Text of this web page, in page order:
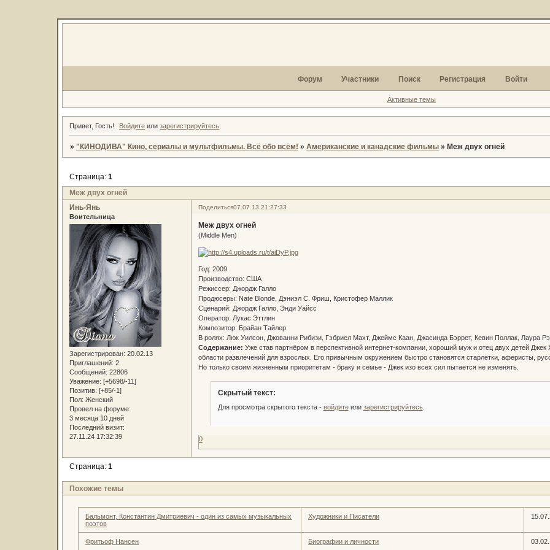
Форум Участники Поиск Регистрация Войти
Активные темы
Привет, Гость! Войдите илизарегистрируйтесь
» "КИНОДИВА" Кино, сериалы и мультфильмы. Всё обо всём! » Американские и канадские фильмы » Меж двух огней
Меж двух огней
Страница: 1
Поделиться07.07.13 21:27:33
Инь-Янь
Воительница
Зарегистрирован: 20.02.13
Приглашений: 2
Сообщений: 22806
Уважение: [+5698/-11]
Позитив: [+85/-1]
Пол: Женский
Провел на форуме:
3 месяца 10 дней
Последний визит:
27.11.24 17:32:39
Меж двух огней
(Middle Men)
Год: 2009
Производство: США
Режиссер: Джордж Галло
Продюсеры: Nate Blonde, Дэниэл С. Фриш, Кристофер Маллик
Сценарий: Джордж Галло, Энди Уайсс
Оператор: Лукас Эттлин
Композитор: Брайан Тайлер
В ролях: Люк Уилсон, Джованни Рибизи, Гэбриел Махт, Джеймс Каан, Джасинда Бэррет, Кевин Поллак, Лаура
Содержание: Уже став партнёром в перспективной интернет-компании, хороший муж и отец двух детей
области развлечений для взрослых. Его привычным окружением быстро становятся старлетки, аферисты,
Но только своим жизненным приоритетам - браку и семье - Джек изо всех сил пытается не изменять.
Скрытый текст:
Для просмотра скрытого текста - войдитеили зарегистрируйтесь.
0
Страница: 1
Похожие темы
Бальмонт, Константин Дмитриевич - один из самых музыкальных
поэтов
Художники и Писатели
Фритьоф Нансен Биографии и личности